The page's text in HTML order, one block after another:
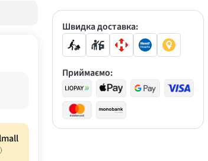
Знижки до -30%
Швидка доставка:
Приймаємо: